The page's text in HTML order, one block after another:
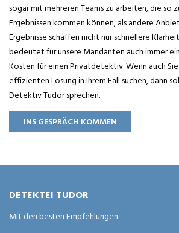
sogar mit mehreren Teams zu arbeiten, die so
Ergebnissen kommen können, als andere
Ergebnisse schaffen nicht nur schnellere
bedeutet für unsere Mandanten auch immer
Kosten für einen Privatdetektiv. Wenn auch
effizienten Lösung in Ihrem Fall suchen, dann
Detektiv Tudor sprechen.
INS GESPRÄCH KOMMEN
DETEKTEI TUDOR
Mit den besten Empfehlungen